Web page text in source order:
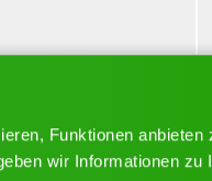
Funktionen anbieten
wir Informationen zu